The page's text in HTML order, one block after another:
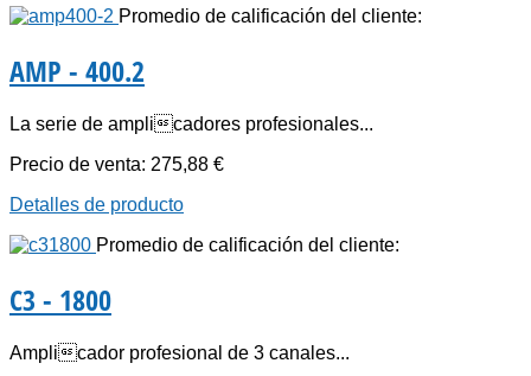
Promedio de calificación del cliente:
AMP - 400.2
La serie de amplicadores profesionales...
Precio de venta: 275,88 €
Detalles de producto
Promedio de calificación del cliente:
C3 - 1800
Amplicador profesional de 3 canales...